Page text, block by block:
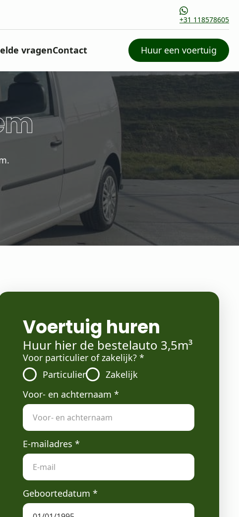
+31 118578605
vragenContact Huur een voertuig
Voertuig huren
Huur hier de bestelauto 3,5m³
Voor particulier of zakelijk? *
Particulier
Zakelijk
Voor- en achternaam *
E-mailadres *
Geboortedatum *